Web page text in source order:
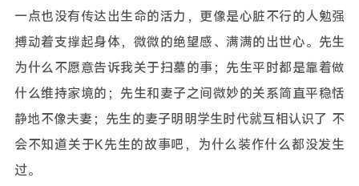
一点也没有传达出生命的活力，更像是心脏不行的人勉强
搏动着支撑起身体，微微的绝望感、满满的出世心。先生
为什么不愿意告诉我关于扫墓的事；先生平时都是靠着做
什么维持家境的；先生和妻子之间微妙的关系简直平稳恬
静地不像夫妻；先生的妻子明明学生时代就互相认识了 不
会不知道关于K先生的故事吧，为什么装作什么都没发生
过。